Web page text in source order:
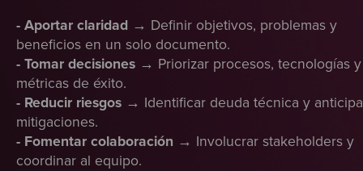
- Aportar claridad → Definir objetivos, problemas y
beneficios en un solo documento.
- Tomar decisiones → Priorizar procesos, tecnologías y
métricas de éxito.
- Reducir riesgos → Identificar deuda técnica y
mitigaciones.
- Fomentar colaboración → Involucrar stakeholders y
coordinar al equipo.